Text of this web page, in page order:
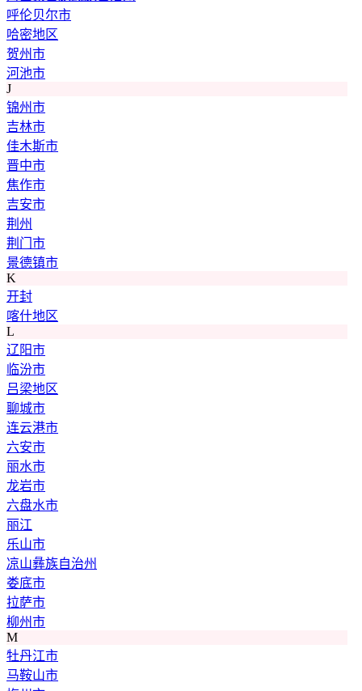
呼伦贝尔市
哈密地区
贺州市
河池市
J
锦州市
吉林市
佳木斯市
晋中市
焦作市
吉安市
荆州
荆门市
景德镇市
K
开封
喀什地区
L
辽阳市
临汾市
吕梁地区
聊城市
连云港市
六安市
丽水市
龙岩市
六盘水市
丽江
乐山市
凉山彝族自治州
娄底市
拉萨市
柳州市
M
牡丹江市
马鞍山市